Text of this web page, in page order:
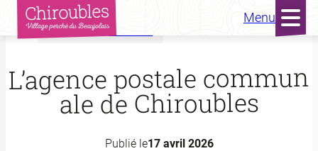
Aller
contenu
Menu
Accueil Actualités
L’agence postale commun
ale de Chiroubles
Publié le17 avril 2026